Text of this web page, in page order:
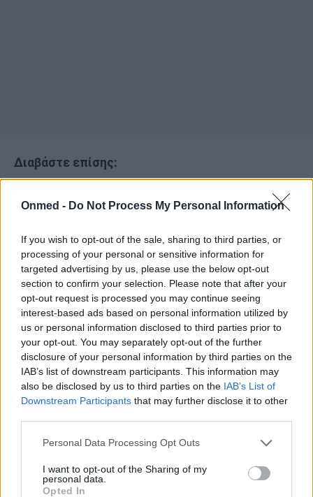
Onmed - Do Not Process My Personal Information
If you wish to opt-out of the sale, sharing to third parties, or
processing of your personal or sensitive information for
targeted advertising by us, please use the below opt-out
section to confirm your selection. Please note that after your
opt-out request is processed you may continue seeing
interest-based ads based on personal information utilized by
us or personal information disclosed to third parties prior to
your opt-out. You may separately opt-out of the further
disclosure of your personal information by third parties on the
IAB’s list of downstream participants. This information may
also be disclosed by us to third parties on the IAB’s List of
Downstream Participants that may further disclose it to other
Personal Data Processing Opt Outs
I want to opt-out of the Sharing of my
personal data.
Opted In
Διαβάστε επίσης:
Γιατί δεν πρέπει να πίνετε νερό από πλαστικά
μπουκάλια που έχουν εκτεθεί στον ήλιο
Δέκα πράγματα που έχετε στο σπίτι και σας
αρρωσταίνουν...
Πέντε επικίνδυνα χημικά στις συσκευασμένες
τροφές